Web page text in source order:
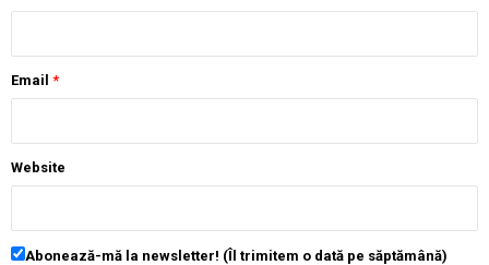
Email *
Website
Abonează-mă la newsletter! (Îl trimitem o dată pe săptămână)